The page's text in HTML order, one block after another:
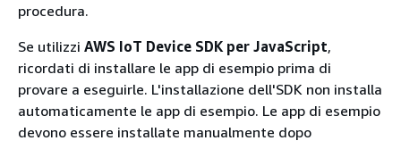
procedura.
Se utilizzi AWS IoT Device SDK per JavaScript,
ricordati di installare le app di esempio prima di
provare a eseguirle. L'installazione dell'SDK non installa
automaticamente le app di esempio. Le app di esempio
devono essere installate manualmente dopo